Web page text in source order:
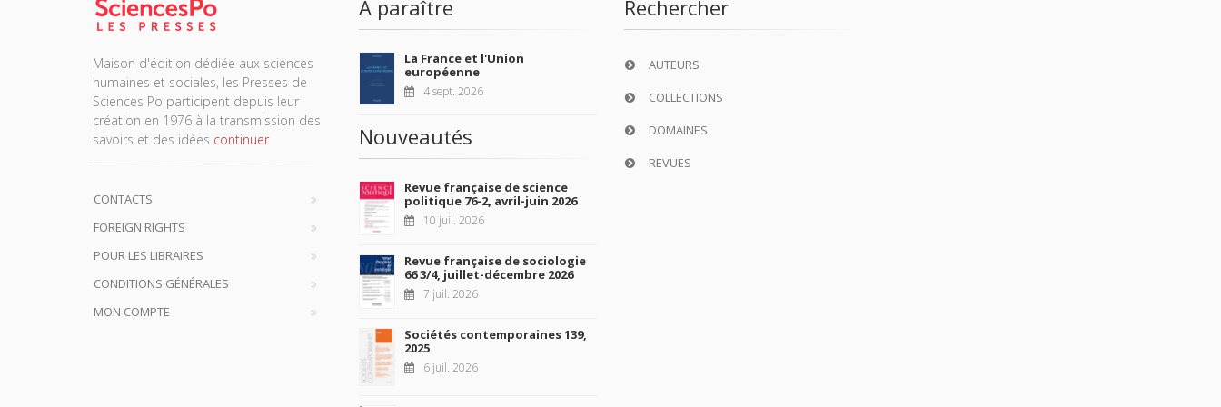
Maison d'édition dédiée aux sciences
humaines et sociales, les Presses de
Sciences Po participent depuis leur
création en 1976 à la transmission des
savoirs et des idées continuer
CONTACTS
FOREIGN RIGHTS
POUR LES LIBRAIRES
CONDITIONS GÉNÉRALES
MON COMPTE
À paraître
La France et l'Union
européenne
4 sept. 2026
Nouveautés
Revue française de science
politique 76-2, avril-juin 2026
10 juil. 2026
Revue française de sociologie
66 3/4, juillet-décembre 2026
7 juil. 2026
Sociétés contemporaines 139,
2025
6 juil. 2026
Rechercher
AUTEURS
COLLECTIONS
DOMAINES
REVUES